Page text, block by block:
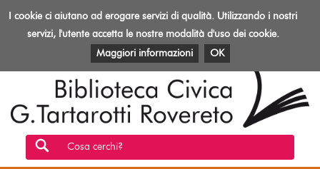
Toggle
Biblioteca
Rovereto
EVENTI E ATTIVITÀ PATRIMONIO E RISORSE
Cosa cerchi?
I cookie ci aiutano ad erogare servizi di qualità. Utilizzando i nostri
servizi, l'utente accetta le nostre modalità d'uso dei cookie.
Maggiori informazioni
OK